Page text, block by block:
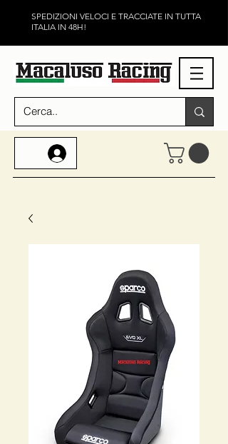
SPEDIZIONI VELOCI E TRACCIATE IN TUTTA
ITALIA IN 48H!